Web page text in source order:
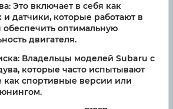
Это включает в себя как
и датчики, которые работают в
обеспечить оптимальную
двигателя.
Владельцы моделей Subaru с
которые часто испытывают
как спортивные версии или